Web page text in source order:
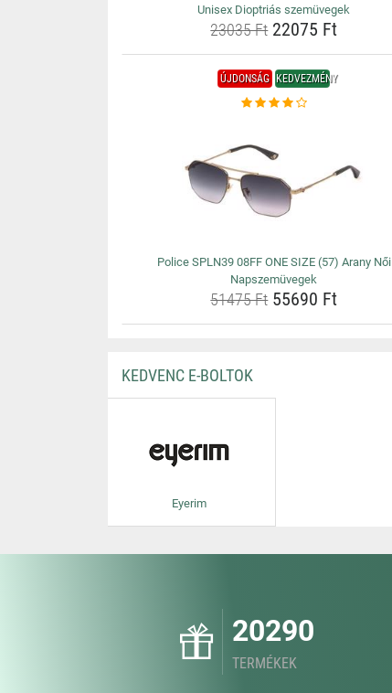
Unisex Dioptriás szemüvegek
23035 Ft22075 Ft
ÚJDONSÁG KEDVEZMÉNY
Police SPLN39 08FF ONE SIZE (57) Arany Női
Napszemüvegek
51475 Ft55690 Ft
KEDVENC E-BOLTOK
Eyerim
20290
TERMÉKEK